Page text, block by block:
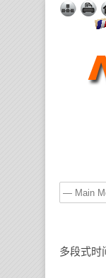
多段式时